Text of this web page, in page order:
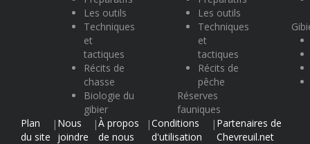
Les outils
Techniques
et
tactiques
Récits de
chasse
Biologie du
gibier
Les outils
Techniques
et
tactiques
Récits de
pêche
Réserves
fauniques
Plan
du site
| Nous
joindre
|À propos
de nous
|Conditions
d'utilisation
| Partenaires de
Chevreuil.net